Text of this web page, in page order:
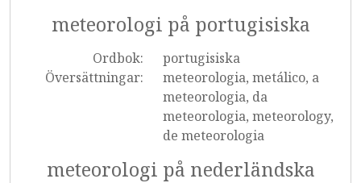
meteorologi på portugisiska
Ordbok:
portugisiska
Översättningar:
meteorologia, metálico, a
meteorologia, da
meteorologia, meteorology,
de meteorologia
meteorologi på nederländska